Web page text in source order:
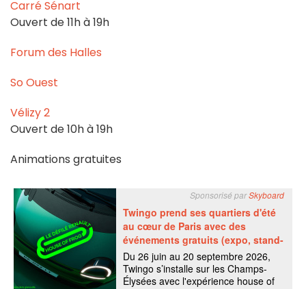
Carré Sénart
Ouvert de 11h à 19h
Forum des Halles
So Ouest
Vélizy 2
Ouvert de 10h à 19h
Animations gratuites